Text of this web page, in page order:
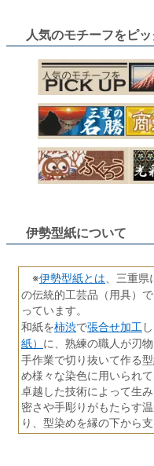
人気のモチーフをピ
伊勢型紙について
※伊勢型紙とは 、三重
の伝統的工芸品（用具）で
っています。
和紙を柿渋で張合せ加工
紙） に、熟練の職人が刃
手作業で切り抜いて作る型
め様々な染色に用いられて
卓越した技術によって生
密さや手彫りがもたらす
り、型染めを縁の下から支